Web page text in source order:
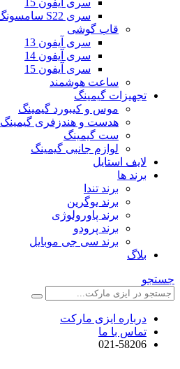
سری آیفون 15
سری S22 سامسونگ
قاب گوشی
سری آیفون 13
سری آیفون 14
سری آیفون 15
ساعت هوشمند
تجهیزات گیمینگ
موس و کیبورد گیمینگ
هدست و هندزفری گیمینگ
ست گیمینگ
لوازم جانبی گیمینگ
لایف استایل
برند ها
برند تندا
برند یوگرین
برند پاورولوژی
برند پرودو
برند سی جی موبایل
بلاگ
جستجو
درباره ایزی مارکت
تماس با ما
021-58206